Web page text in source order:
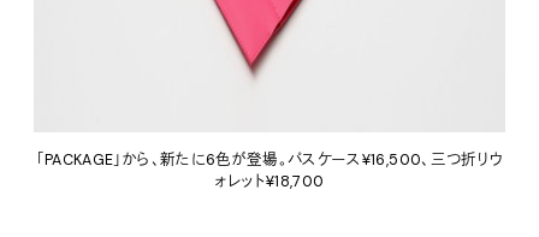
「PACKAGE」から、新たに6色が登場。パスケース¥16,500、三つ折りウ
ォレット¥18,700